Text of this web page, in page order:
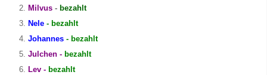
Milvus - bezahlt
Nele - bezahlt
Johannes - bezahlt
Julchen - bezahlt
Lev - bezahlt